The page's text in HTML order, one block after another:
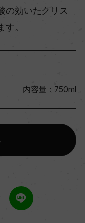
の効いたクリス
。
内容量：750ml